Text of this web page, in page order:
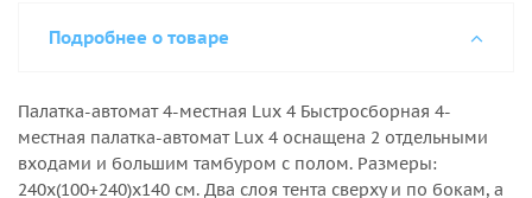
Подробнее о товаре
Палатка-автомат 4-местная Lux 4 Быстросборная 4-
местная палатка-автомат Lux 4 оснащена 2 отдельными
входами и большим тамбуром с полом. Размеры:
240x(100+240)x140 см. Два слоя тента сверху и по бокам, а